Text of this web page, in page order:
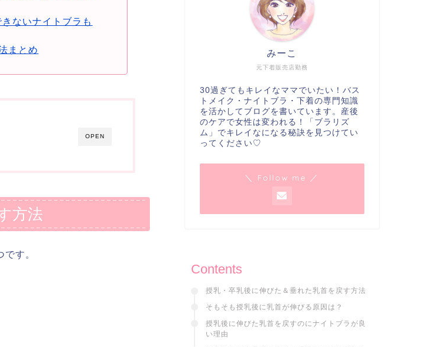
ないナイトブラも
まとめ
OPEN
方法
す。
元下着販売店勤務
みーこ
30過ぎてもキレイなママでいたい！バス
トメイク・ナイトブラ・下着の専門知識
を活かしてブログを書いています。産後
のケアで女性は変われる！「ブラリズ
ム」でキレイなになる秘訣を見つけてい
ってください♡
＼ Follow me ／
Contents
授乳・卒乳後に伸びた＆垂れた乳首を戻す方法
そもそも授乳後に乳首が伸びる原因は？
授乳後に伸びた乳首を戻すのにナイトブラが良
い理由